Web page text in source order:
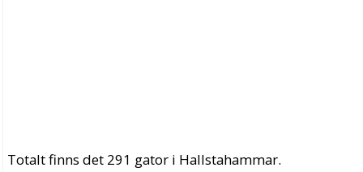
Totalt finns det 291 gator i Hallstahammar.